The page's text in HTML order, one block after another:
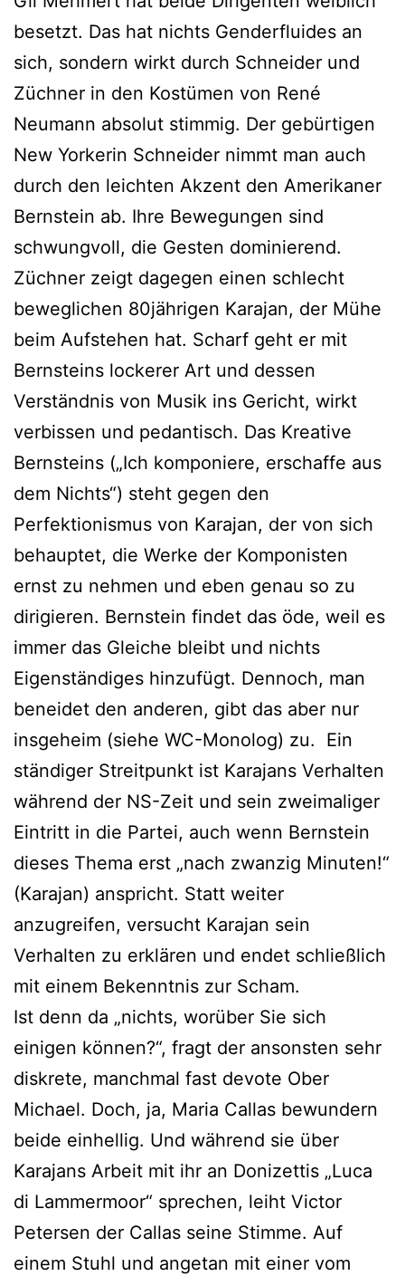
besetzt. Das hat nichts Genderfluides an
sich, sondern wirkt durch Schneider und
Züchner in den Kostümen von René
Neumann absolut stimmig. Der gebürtigen
New Yorkerin Schneider nimmt man auch
durch den leichten Akzent den Amerikaner
Bernstein ab. Ihre Bewegungen sind
schwungvoll, die Gesten dominierend.
Züchner zeigt dagegen einen schlecht
beweglichen 80jährigen Karajan, der Mühe
beim Aufstehen hat. Scharf geht er mit
Bernsteins lockerer Art und dessen
Verständnis von Musik ins Gericht, wirkt
verbissen und pedantisch. Das Kreative
Bernsteins („Ich komponiere, erschaffe aus
dem Nichts“) steht gegen den
Perfektionismus von Karajan, der von sich
behauptet, die Werke der Komponisten
ernst zu nehmen und eben genau so zu
dirigieren. Bernstein findet das öde, weil es
immer das Gleiche bleibt und nichts
Eigenständiges hinzufügt. Dennoch, man
beneidet den anderen, gibt das aber nur
insgeheim (siehe WC-Monolog) zu. Ein
ständiger Streitpunkt ist Karajans Verhalten
während der NS-Zeit und sein zweimaliger
Eintritt in die Partei, auch wenn Bernstein
dieses Thema erst „nach zwanzig Minuten!“
(Karajan) anspricht. Statt weiter
anzugreifen, versucht Karajan sein
Verhalten zu erklären und endet schließlich
mit einem Bekenntnis zur Scham.
Ist denn da „nichts, worüber Sie sich
einigen können?“, fragt der ansonsten sehr
diskrete, manchmal fast devote Ober
Michael. Doch, ja, Maria Callas bewundern
beide einhellig. Und während sie über
Karajans Arbeit mit ihr an Donizettis „Luca
di Lammermoor“ sprechen, leiht Victor
Petersen der Callas seine Stimme. Auf
einem Stuhl und angetan mit einer vom